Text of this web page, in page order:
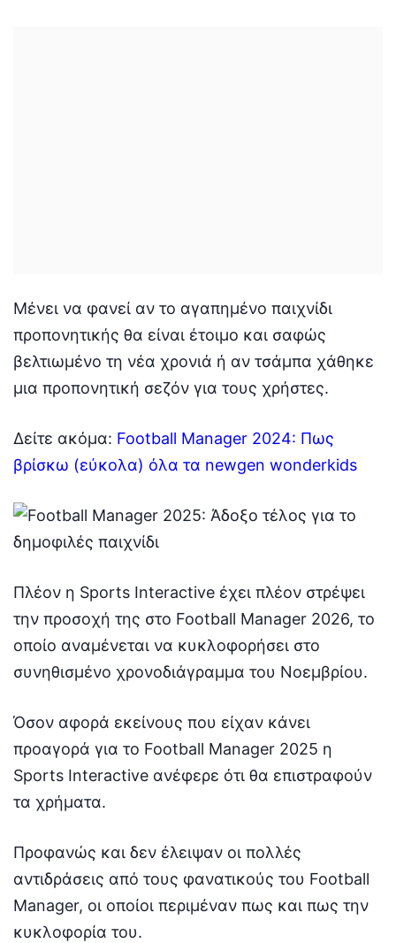
Μένει να φανεί αν το αγαπημένο παιχνίδι
προπονητικής θα είναι έτοιμο και σαφώς
βελτιωμένο τη νέα χρονιά ή αν τσάμπα χάθηκε
μια προπονητική σεζόν για τους χρήστες.
Δείτε ακόμα: Football Manager 2024: Πως
βρίσκω (εύκολα) όλα τα newgen wonderkids
Πλέον η Sports Interactive έχει πλέον στρέψει
την προσοχή της στο Football Manager 2026, το
οποίο αναμένεται να κυκλοφορήσει στο
συνηθισμένο χρονοδιάγραμμα του Νοεμβρίου.
Όσον αφορά εκείνους που είχαν κάνει
προαγορά για το Football Manager 2025 η
Sports Interactive ανέφερε ότι θα επιστραφούν
τα χρήματα.
Προφανώς και δεν έλειψαν οι πολλές
αντιδράσεις από τους φανατικούς του Football
Manager, οι οποίοι περιμέναν πως και πως την
κυκλοφορία του.